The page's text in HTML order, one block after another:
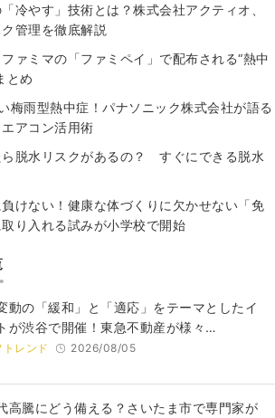
冷やす」技術とは？株式会社アクティオ、
管理を徹底解説
ァミマの「ファミペイ」で配布される“熱中
とめ
梅雨型熱中症！パナソニック株式会社が語る
エアコン活用術
ら脱水リスクがあるの？ すぐにできる脱水
けない！健康な体づくりに欠かせない「免
り入れる試みが小学校で開始
動の「緩和」と「適応」をテーマとしたイ
が渋谷で開催！東急不動産が様々…
トレンド 2026/08/05
高騰にどう備える？さいたま市で専門家が